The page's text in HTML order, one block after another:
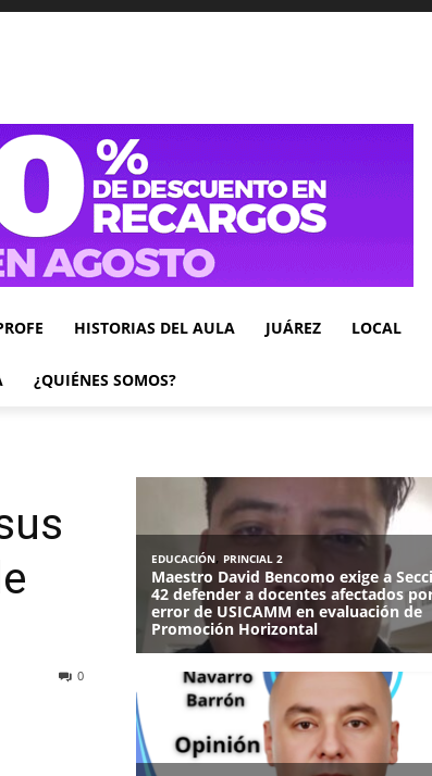
HISTORIAS DEL AULA JUÁREZ LOCAL
¿QUIÉNES SOMOS?
0